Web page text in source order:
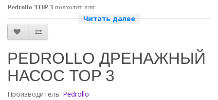
Pedrollo TOP 3 подходит для:
осушения небольших затопленных объектов,
отвода бытовых стоков (стиральные и посудомоечные
для опорожнения сборных колодцев.
Важные особенности Pedrollo TOP 3:
Прохождение твердых частиц во взвешенном состоянии до
10 мм
Читать далее
PEDROLLO ДРЕНАЖНЫЙ
НАСОС TOP 3
Производитель: Pedrollo